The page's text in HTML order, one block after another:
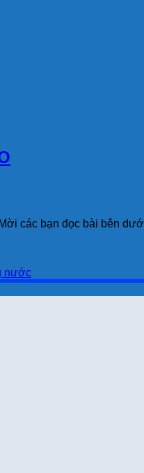
các bạn đọc bài bên
nước